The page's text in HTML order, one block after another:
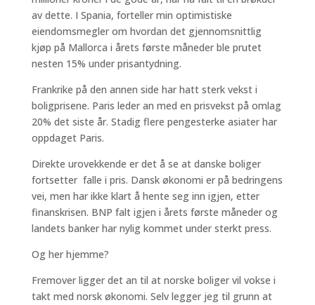
av dette. I Spania, forteller min optimistiske
eiendomsmegler om hvordan det gjennomsnittlig
kjøp på Mallorca i årets første måneder ble prutet
nesten 15% under prisantydning.
Frankrike på den annen side har hatt sterk vekst i
boligprisene. Paris leder an med en prisvekst på omlag
20% det siste år. Stadig flere pengesterke asiater har
oppdaget Paris.
Direkte urovekkende er det å se at danske boliger
fortsetter falle i pris. Dansk økonomi er på bedringens
vei, men har ikke klart å hente seg inn igjen, etter
finanskrisen. BNP falt igjen i årets første måneder og
landets banker har nylig kommet under sterkt press.
Og her hjemme?
Fremover ligger det an til at norske boliger vil vokse i
takt med norsk økonomi. Selv legger jeg til grunn at